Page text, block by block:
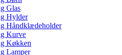
Glas
Hylder
Håndklædeholder
Kurve
Køkken
Lamper